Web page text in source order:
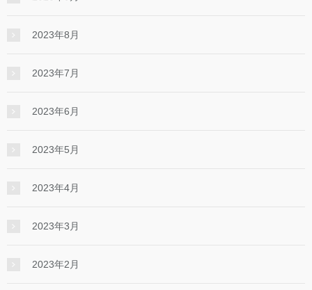
2023年8月
2023年7月
2023年6月
2023年5月
2023年4月
2023年3月
2023年2月